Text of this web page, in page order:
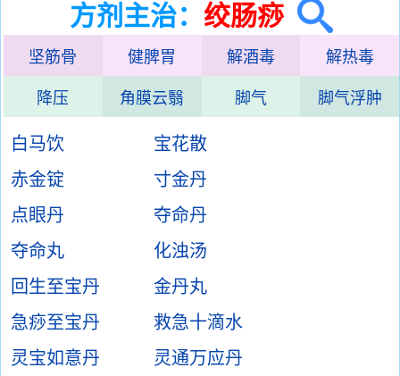
方剂主治： 绞肠痧
坚筋骨 健脾胃 解酒毒 解热毒
降压 角膜云翳 脚气 脚气浮肿
白马饮
宝花散
赤金锭
寸金丹
点眼丹
夺命丹
夺命丸
化浊汤
回生至宝丹
金丹丸
急痧至宝丹
救急十滴水
灵宝如意丹
灵通万应丹